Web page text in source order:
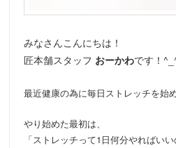
みなさんこんにちは！
匠本舗スタッフ おーかわです！
最近健康の為に毎日ストレッチを始
やり始めた最初は、
「ストレッチって1日何分やればいい